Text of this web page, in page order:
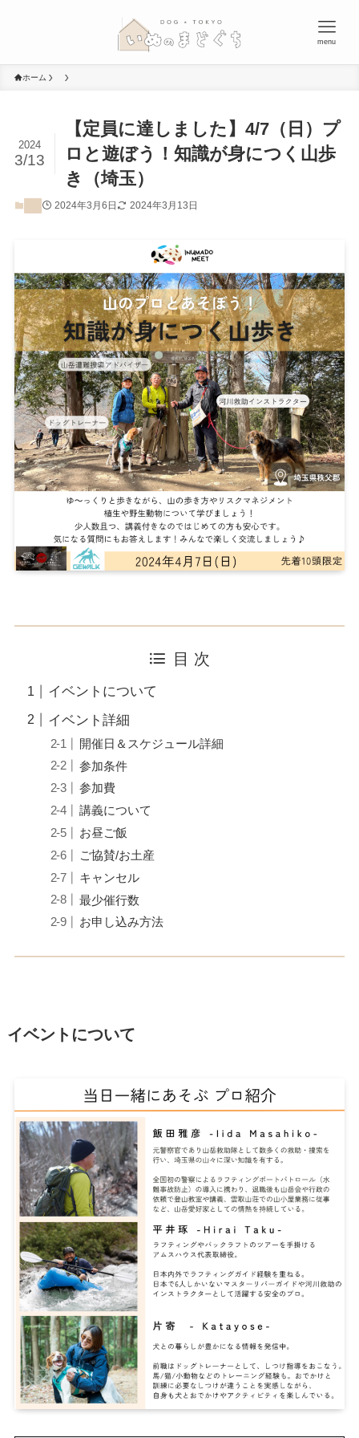
menu
ホーム
【定員に達しました】4/7（日）プ
ロと遊ぼう！知識が身につく山歩
き（埼玉）
2024
3/13
2024年3月6日 2024年3月13日
目 次
イベントについて
イベント詳細
開催日＆スケジュール詳細
参加条件
参加費
講義について
お昼ご飯
ご協賛/お土産
キャンセル
最少催行数
お申し込み方法
イベントについて